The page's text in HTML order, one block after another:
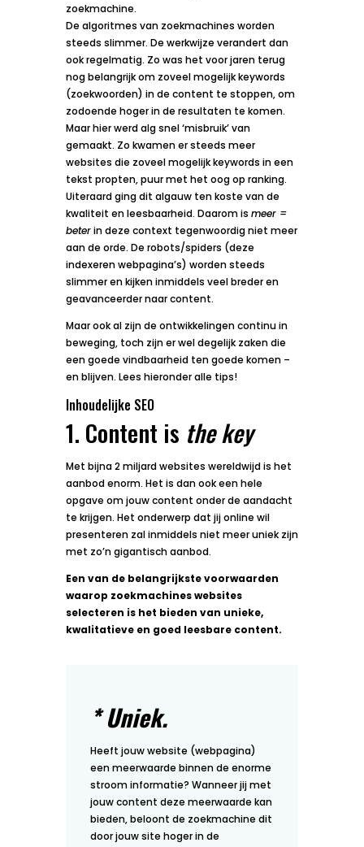
zoekmachine.
De algoritmes van zoekmachines worden
steeds slimmer. De werkwijze verandert dan
ook regelmatig. Zo was het voor jaren terug
nog belangrijk om zoveel mogelijk keywords
(zoekwoorden) in de content te stoppen, om
zodoende hoger in de resultaten te komen.
Maar hier werd alg snel ‘misbruik’ van
gemaakt. Zo kwamen er steeds meer
websites die zoveel mogelijk keywords in een
tekst propten, puur met het oog op ranking.
Uiteraard ging dit algauw ten koste van de
kwaliteit en leesbaarheid. Daarom is meer =
beterin deze context tegenwoordig niet meer
aan de orde. De robots/spiders (deze
indexeren webpagina’s) worden steeds
slimmer en kijken inmiddels veel breder en
geavanceerder naar content.
Maar ook al zijn de ontwikkelingen continu in
beweging, toch zijn er wel degelijk zaken die
een goede vindbaarheid ten goede komen –
en blijven. Lees hieronder alle tips!
Inhoudelijke SEO
1. Content is the key
Met bijna 2 miljard websites wereldwijd is het
aanbod enorm. Het is dan ook een hele
opgave om jouw content onder de aandacht
te krijgen. Het onderwerp dat jij online wil
presenteren zal inmiddels niet meer uniek zijn
met zo’n gigantisch aanbod.
Een van de belangrijkste voorwaarden
waarop zoekmachines websites
selecteren is het bieden van unieke,
kwalitatieve en goed leesbare content.
* Uniek.
Heeft jouw website (webpagina)
een meerwaarde binnen de enorme
stroom informatie? Wanneer jij met
jouw content deze meerwaarde kan
bieden, beloont de zoekmachine dit
door jouw site hoger in de